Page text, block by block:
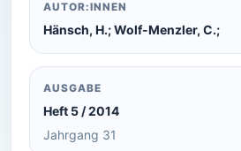
AUTOR:INNEN
Hänsch, H.; Wolf-Menzler, C.;
AUSGABE
Heft 5 / 2014
Jahrgang 31